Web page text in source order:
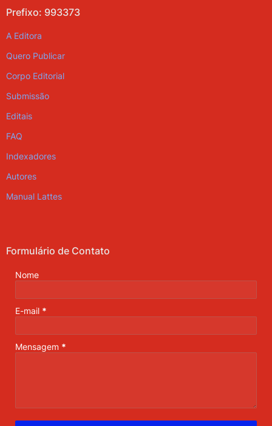
Prefixo: 993373
A Editora
Quero Publicar
Corpo Editorial
Submissão
Editais
FAQ
Indexadores
Autores
Manual Lattes
Formulário de Contato
Nome
E-mail *
Mensagem *